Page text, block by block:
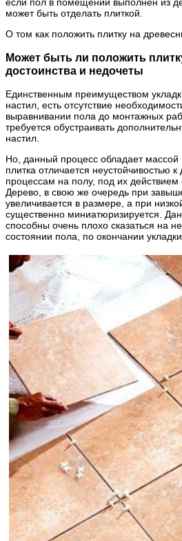
если пол в помещении выполнен из
может быть отделать плиткой.
О том как положить плитку на
Может быть ли положить
достоинства и недочеты
Единственным преимуществом
настил, есть отсутствие
выравнивании пола до монтажных
требуется обустраивать
настил.
Но, данный процесс обладает массой
плитка отличается неустойчивостью
процессам на полу, под их действием
Дерево, в свою же очередь при
увеличивается в размере, а при
существенно миниатюризируется.
способны очень плохо сказаться на
состоянии пола, по окончании укладки